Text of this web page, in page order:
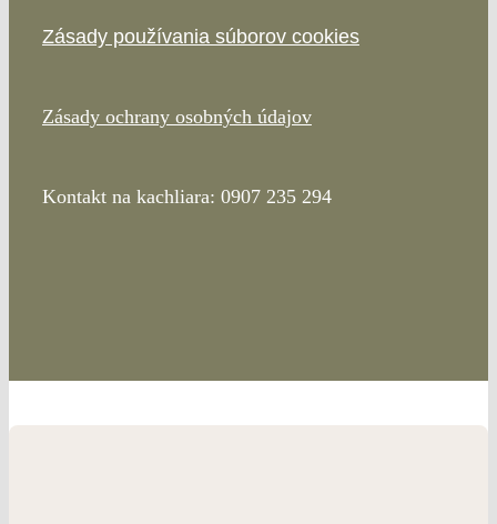
Zásady používania súborov cookies
Zásady ochrany osobných údajov
Kontakt na kachliara: 0907 235 294